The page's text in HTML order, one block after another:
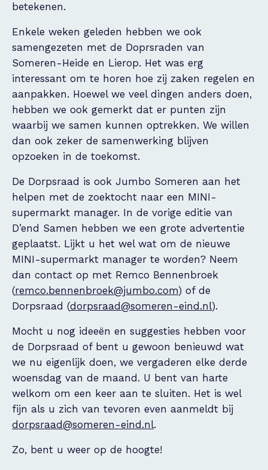
betekenen.
Enkele weken geleden hebben we ook
samengezeten met de Doprsraden van
Someren-Heide en Lierop. Het was erg
interessant om te horen hoe zij zaken regelen en
aanpakken. Hoewel we veel dingen anders doen,
hebben we ook gemerkt dat er punten zijn
waarbij we samen kunnen optrekken. We willen
dan ook zeker de samenwerking blijven
opzoeken in de toekomst.
De Dorpsraad is ook Jumbo Someren aan het
helpen met de zoektocht naar een MINI-
supermarkt manager. In de vorige editie van
D’end Samen hebben we een grote advertentie
geplaatst. Lijkt u het wel wat om de nieuwe
MINI-supermarkt manager te worden? Neem
dan contact op met Remco Bennenbroek
(remco.bennenbroek@jumbo.com) of de
Dorpsraad (dorpsraad@someren-eind.nl).
Mocht u nog ideeën en suggesties hebben voor
de Dorpsraad of bent u gewoon benieuwd wat
we nu eigenlijk doen, we vergaderen elke derde
woensdag van de maand. U bent van harte
welkom om een keer aan te sluiten. Het is wel
fijn als u zich van tevoren even aanmeldt bij
dorpsraad@someren-eind.nl.
Zo, bent u weer op de hoogte!